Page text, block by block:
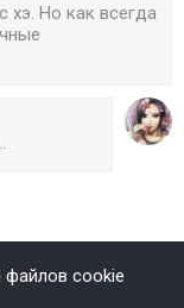
хэ. Но как всегда
файлов cookie